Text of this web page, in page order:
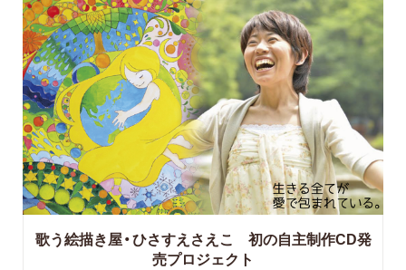
歌う絵描き屋・ひさすえさえこ 初の自主制作CD発
売プロジェクト